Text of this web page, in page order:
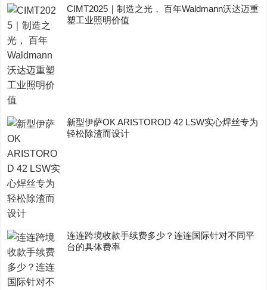
CIMT2025｜制造之光， 百年Waldmann沃达迈重
塑工业照明价值
新型伊萨OK ARISTOROD 42 LSW实心焊丝专为
轻松除渣而设计
连连跨境收款手续费多少？连连国际针对不同平
台的具体费率